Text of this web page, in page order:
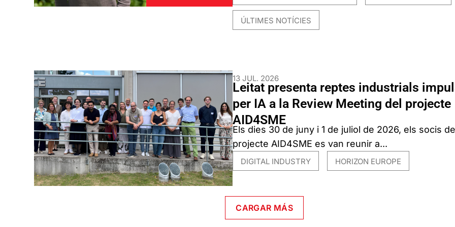
ÚLTIMES NOTÍCIES
13 JUL. 2026
Leitat presenta reptes industrials
per IA a la Review Meeting del projecte
AID4SME
Els dies 30 de juny i 1 de juliol de 2026, els socis
projecte AID4SME es van reunir a...
DIGITAL INDUSTRY HORIZON EUROPE
CARGAR MÁS